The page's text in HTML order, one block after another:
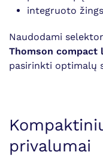
integruoto
Naudodami
Thomson compact
pasirinkti optimalų
privalumai